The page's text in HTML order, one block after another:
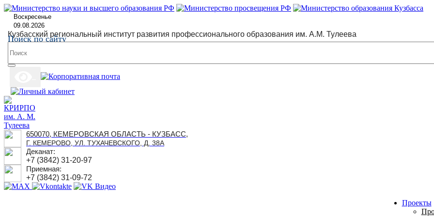
Воскресенье
09.08.2026
Кузбасский региональный институт развития профессионального образования им. А.М. Тулеева
Поиск по сайту
650070, КЕМЕРОВСКАЯ ОБЛАСТЬ - КУЗБАСС,
Г. КЕМЕРОВО, УЛ. ТУХАЧЕВСКОГО, Д. 38А
Деканат:
+7 (3842) 31-20-97
Приемная:
+7 (3842) 31-09-72
Проекты